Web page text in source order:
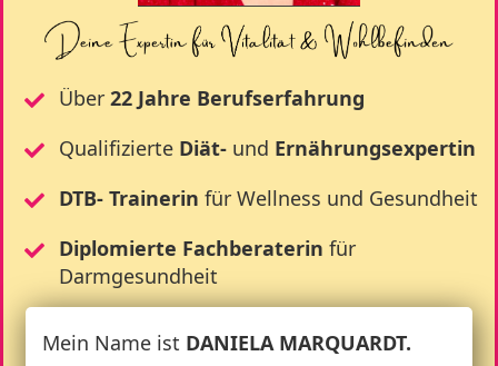
Über 22 Jahre Berufserfahrung
Qualifizierte Diät- und Ernährungsexpertin
DTB- Trainerin für Wellness und Gesundheit
Diplomierte Fachberaterin für
Darmgesundheit
Mein Name ist DANIELA MARQUARDT.